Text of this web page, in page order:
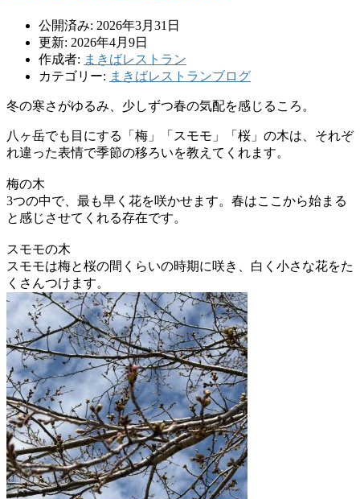
公開済み: 2026年3月31日
更新: 2026年4月9日
作成者: まきばレストラン
カテゴリー: まきばレストランブログ
冬の寒さがゆるみ、少しずつ春の気配を感じるころ。
八ヶ岳でも目にする「梅」「スモモ」「桜」の木は、それぞ
れ違った表情で季節の移ろいを教えてくれます。
梅の木
3つの中で、最も早く花を咲かせます。春はここから始まる
と感じさせてくれる存在です。
スモモの木
スモモは梅と桜の間くらいの時期に咲き、白く小さな花をた
くさんつけます。